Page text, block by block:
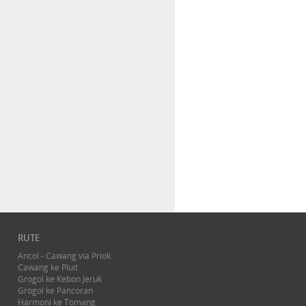
RUTE
Ancol - Cawang via Priok
Cawang ke Pluit
Grogol ke Kebon Jeruk
Grogol ke Pancoran
Harmoni ke Tomang